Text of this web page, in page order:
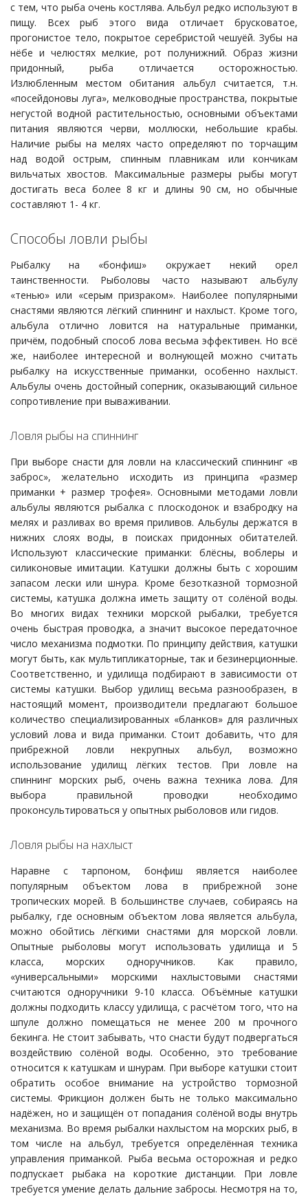
с тем, что рыба очень костлява. Альбул редко используют в
пищу. Всех рыб этого вида отличает брусковатое,
прогонистое тело, покрытое серебристой чешуёй. Зубы на
нёбе и челюстях мелкие, рот полунижний. Образ жизни
придонный, рыба отличается осторожностью.
Излюбленным местом обитания альбул считается, т.н.
«посейдоновы луга», мелководные пространства, покрытые
негустой водной растительностью, основными объектами
питания являются черви, моллюски, небольшие крабы.
Наличие рыбы на мелях часто определяют по торчащим
над водой острым, спинным плавникам или кончикам
вильчатых хвостов. Максимальные размеры рыбы могут
достигать веса более 8 кг и длины 90 см, но обычные
составляют 1- 4 кг.
Способы ловли рыбы
Рыбалку на «бонфиш» окружает некий орел
таинственности. Рыболовы часто называют альбулу
«тенью» или «серым призраком». Наиболее популярными
снастями являются лёгкий спиннинг и нахлыст. Кроме того,
альбула отлично ловится на натуральные приманки,
причём, подобный способ лова весьма эффективен. Но всё
же, наиболее интересной и волнующей можно считать
рыбалку на искусственные приманки, особенно нахлыст.
Альбулы очень достойный соперник, оказывающий сильное
сопротивление при вываживании.
Ловля рыбы на спиннинг
При выборе снасти для ловли на классический спиннинг «в
заброс», желательно исходить из принципа «размер
приманки + размер трофея». Основными методами ловли
альбулы являются рыбалка с плоскодонок и взабродку на
мелях и разливах во время приливов. Альбулы держатся в
нижних слоях воды, в поисках придонных обитателей.
Используют классические приманки: блёсны, воблеры и
силиконовые имитации. Катушки должны быть с хорошим
запасом лески или шнура. Кроме безотказной тормозной
системы, катушка должна иметь защиту от солёной воды.
Во многих видах техники морской рыбалки, требуется
очень быстрая проводка, а значит высокое передаточное
число механизма подмотки. По принципу действия, катушки
могут быть, как мультипликаторные, так и безинерционные.
Соответственно, и удилища подбирают в зависимости от
системы катушки. Выбор удилищ весьма разнообразен, в
настоящий момент, производители предлагают большое
количество специализированных «бланков» для различных
условий лова и вида приманки. Стоит добавить, что для
прибрежной ловли некрупных альбул, возможно
использование удилищ лёгких тестов. При ловле на
спиннинг морских рыб, очень важна техника лова. Для
выбора правильной проводки необходимо
проконсультироваться у опытных рыболовов или гидов.
Ловля рыбы на нахлыст
Наравне с тарпоном, бонфиш является наиболее
популярным объектом лова в прибрежной зоне
тропических морей. В большинстве случаев, собираясь на
рыбалку, где основным объектом лова является альбула,
можно обойтись лёгкими снастями для морской ловли.
Опытные рыболовы могут использовать удилища и 5
класса, морских одноручников. Как правило,
«универсальными» морскими нахлыстовыми снастями
считаются одноручники 9-10 класса. Объёмные катушки
должны подходить классу удилища, с расчётом того, что на
шпуле должно помещаться не менее 200 м прочного
бекинга. Не стоит забывать, что снасти будут подвергаться
воздействию солёной воды. Особенно, это требование
относится к катушкам и шнурам. При выборе катушки стоит
обратить особое внимание на устройство тормозной
системы. Фрикцион должен быть не только максимально
надёжен, но и защищён от попадания солёной воды внутрь
механизма. Во время рыбалки нахлыстом на морских рыб, в
том числе на альбул, требуется определённая техника
управления приманкой. Рыба весьма осторожная и редко
подпускает рыбака на короткие дистанции. При ловле
требуется умение делать дальние забросы. Несмотря на то,